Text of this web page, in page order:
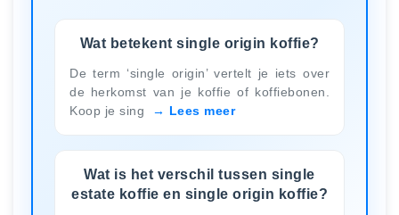
Wat betekent single origin koffie?
De term ‘single origin’ vertelt je iets over
de herkomst van je koffie of koffiebonen.
Koop je sing
Lees meer
Wat is het verschil tussen single
estate koffie en single origin koffie?